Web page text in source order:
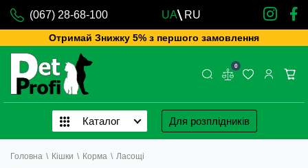
(067) 28-68-100 UA RU
Отримай Знижку 5% з першого замовлення
0
Каталог Для розплідників
Головна \ Кішки \ Корма \ Ласощі